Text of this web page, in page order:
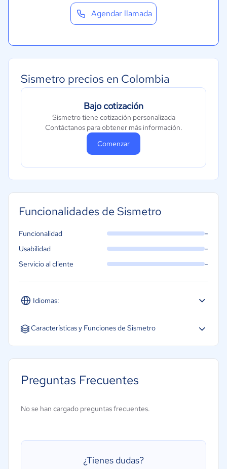
Agendar llamada
Sismetro precios en Colombia
Bajo cotización
Sismetro tiene cotización personalizada
Contáctanos para obtener más información.
Comenzar
Funcionalidades de Sismetro
Idiomas:
Español Portugués
Funcionalidad -
Usabilidad -
Servicio al cliente -
Características y Funciones de Sismetro
Gestión de calibración
Mantenimiento predictivo
Preguntas Frecuentes
No se han cargado preguntas frecuentes.
¿Tienes dudas?